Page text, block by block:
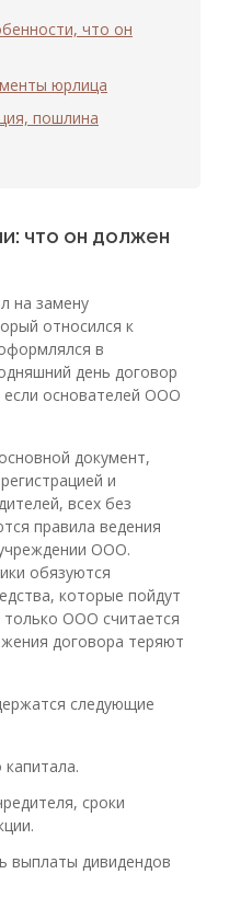
что он
юрлица
пошлина
что он должен
на замену
относился к
в
день договор
если основателей ООО
документ,
и
всех без
правила ведения
ООО.
обязуются
которые пойдут
ООО считается
договора теряют
следующие
сроки
выплаты дивидендов